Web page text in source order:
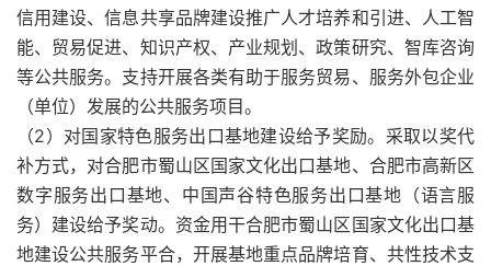
信用建设、信息共享品牌建设推广人才培养和引进、人工智
能、贸易促进、知识产权、产业规划、政策研究、智库咨询
等公共服务。支持开展各类有助于服务贸易、服务外包企业
（单位）发展的公共服务项目。
（2）对国家特色服务出口基地建设给予奖励。采取以奖代
补方式，对合肥市蜀山区国家文化出口基地、合肥市高新区
数字服务出口基地、中国声谷特色服务出口基地（语言服
务）建设给予奖动。资金用干合肥市蜀山区国家文化出口基
地建设公共服务平合，开展基地重点品牌培育、共性技术支